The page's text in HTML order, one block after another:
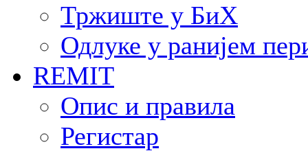
Тржиште у БиХ
Одлуке у ранијем
REMIT
Опис и правила
Регистар